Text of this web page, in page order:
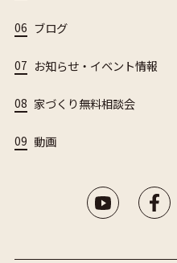
06 ブログ
07 お知らせ・イベント情報
08 家づくり無料相談会
09 動画